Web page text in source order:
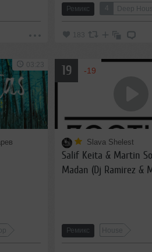
Ремикс 4 Deep
183
03:23 19 -19
Slava Shelest
Salif Keita & Martin
Madan (Dj Ramirez &
Ремикс House